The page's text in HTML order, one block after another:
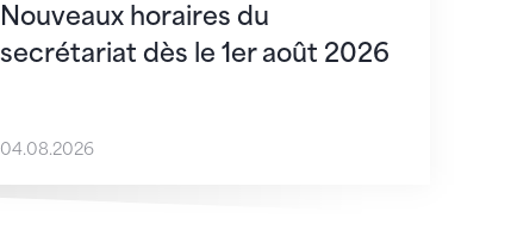
Nouveaux horaires du
secrétariat dès le 1er août 2026
04.08.2026